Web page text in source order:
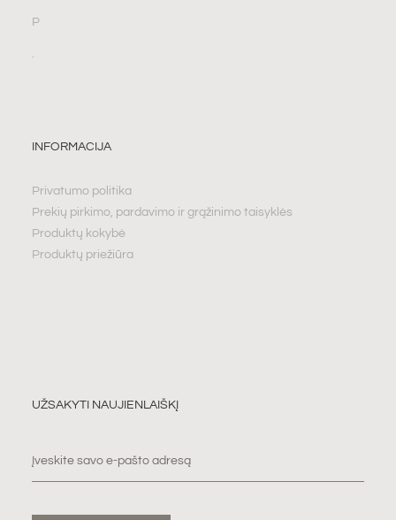
P
.
INFORMACIJA
Privatumo politika
Prekių pirkimo, pardavimo ir grąžinimo taisyklės
Produktų kokybė
Produktų priežiūra
UŽSAKYTI NAUJIENLAIŠKĮ